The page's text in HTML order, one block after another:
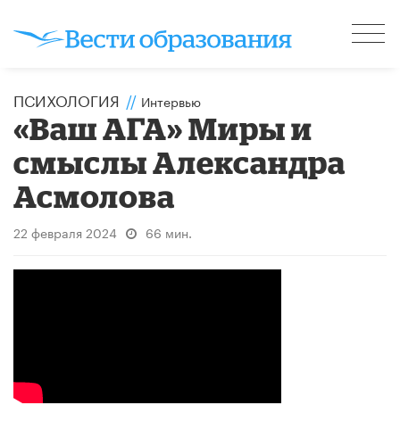
ПСИХОЛОГИЯ // Интервью
«Ваш АГА» Миры и
смыслы Александра
Асмолова
22 февраля 2024 66 мин.